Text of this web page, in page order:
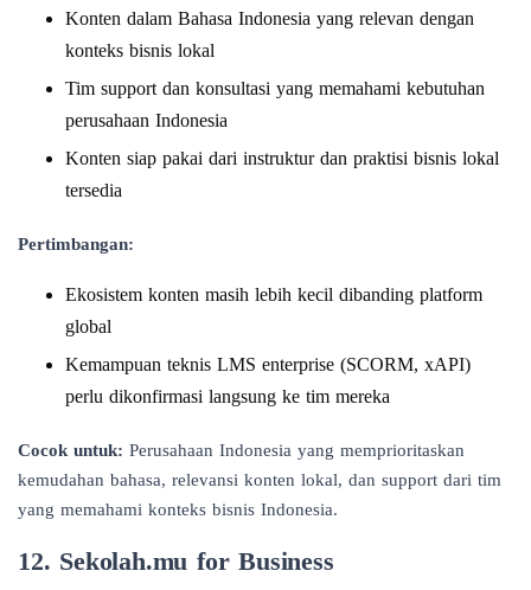
Konten dalam Bahasa Indonesia yang relevan dengan
konteks bisnis lokal
Tim support dan konsultasi yang memahami kebutuhan
perusahaan Indonesia
Konten siap pakai dari instruktur dan praktisi bisnis lokal
tersedia
Pertimbangan:
Ekosistem konten masih lebih kecil dibanding platform
global
Kemampuan teknis LMS enterprise (SCORM, xAPI)
perlu dikonfirmasi langsung ke tim mereka
Cocok untuk: Perusahaan Indonesia yang memprioritaskan
kemudahan bahasa, relevansi konten lokal, dan support dari tim
yang memahami konteks bisnis Indonesia.
12. Sekolah.mu for Business